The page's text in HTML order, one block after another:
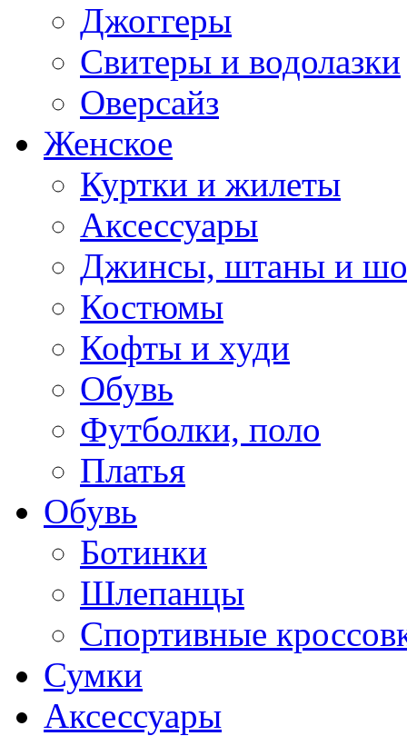
Джоггеры
Свитеры и водолазки
Оверсайз
Женское
Куртки и жилеты
Аксессуары
Джинсы, штаны и
Костюмы
Кофты и худи
Обувь
Футболки, поло
Платья
Обувь
Ботинки
Шлепанцы
Спортивные
Сумки
Аксессуары